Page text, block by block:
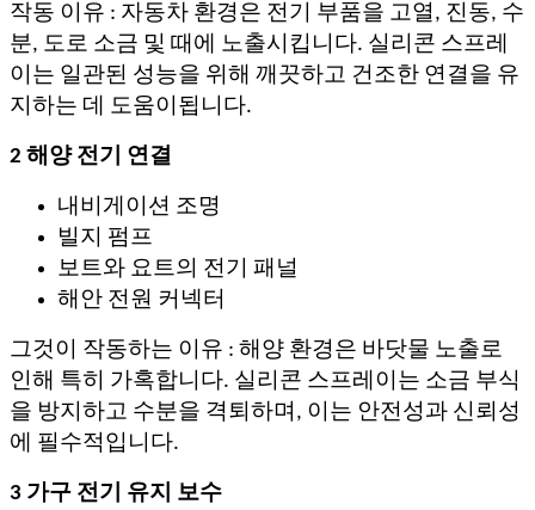
작동 이유 : 자동차 환경은 전기 부품을 고열, 진동, 수
분, 도로 소금 및 때에 노출시킵니다. 실리콘 스프레
이는 일관된 성능을 위해 깨끗하고 건조한 연결을 유
지하는 데 도움이됩니다.
2 해양 전기 연결
내비게이션 조명
빌지 펌프
보트와 요트의 전기 패널
해안 전원 커넥터
그것이 작동하는 이유 : 해양 환경은 바닷물 노출로
인해 특히 가혹합니다. 실리콘 스프레이는 소금 부식
을 방지하고 수분을 격퇴하며, 이는 안전성과 신뢰성
에 필수적입니다.
3 가구 전기 유지 보수